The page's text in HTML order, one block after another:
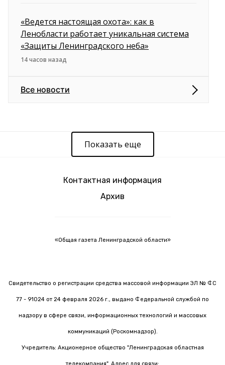
«Ведется настоящая охота»: как в
Ленобласти работает уникальная система
«Защиты Ленинградского неба»
14 часов назад
Все новости
Показать еще
Контактная информация
Архив
«Общая газета Ленинградской области»
Свидетельство о регистрации средства массовой информации ЭЛ № ФС
77 - 91024 от 24 февраля 2026 г., выдано Федеральной службой по
надзору в сфере связи, информационных технологий и массовых
коммуникаций (Роскомнадзор).
Учредитель: Акционерное общество "Ленинградская областная